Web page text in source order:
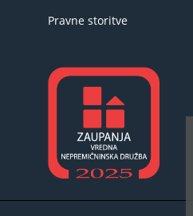
Pravne storitve